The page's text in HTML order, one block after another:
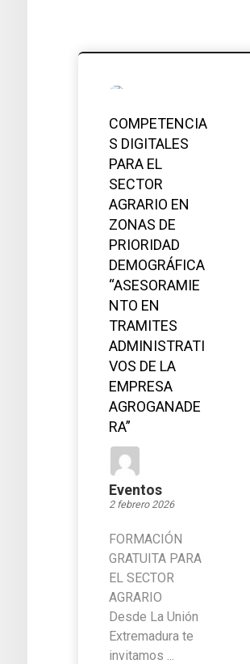
COMPETENCIA
S DIGITALES
PARA EL
SECTOR
AGRARIO EN
ZONAS DE
PRIORIDAD
DEMOGRÁFICA
“ASESORAMIE
NTO EN
TRAMITES
ADMINISTRATI
VOS DE LA
EMPRESA
AGROGANADE
RA”
Eventos
2 febrero 2026
FORMACIÓN
GRATUITA PARA
EL SECTOR
AGRARIO
Desde La Unión
Extremadura te
invitamos ...